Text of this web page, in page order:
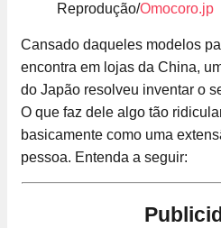
Reprodução/Omocoro.jp
Cansado daqueles modelos
encontra em lojas da China,
do Japão resolveu inventar o
O que faz dele algo tão
basicamente como uma
pessoa. Entenda a seguir: